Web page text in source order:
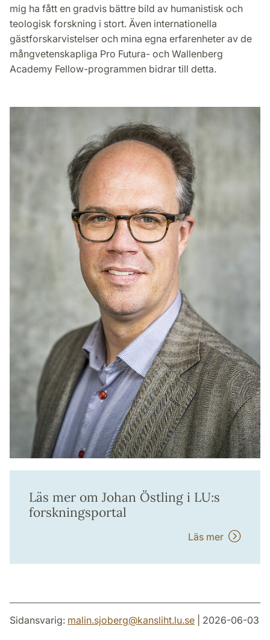
mig ha fått en gradvis bättre bild av humanistisk och
teologisk forskning i stort. Även internationella
gästforskarvistelser och mina egna erfarenheter av de
mångvetenskapliga Pro Futura- och Wallenberg
Academy Fellow-programmen bidrar till detta.
Läs mer om Johan Östling i LU:s
forskningsportal
Läs mer
Sidansvarig: malin.sjoberg@kansliht.lu.se | 2026-06-03